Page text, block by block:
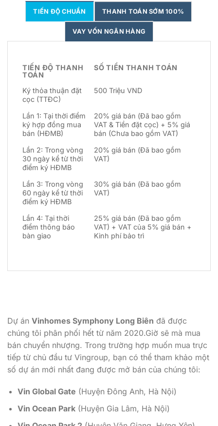
TIẾN ĐỘ CHUẨN THANH TOÁN SỚM 100%
VAY VỐN NGÂN HÀNG
TIẾN ĐỘ THANH
TOÁN
SỐ TIỀN THANH TOÁN
Ký thỏa thuận đặt
cọc (TTĐC)
500 Triệu VND
Lần 1: Tại thời điểm
ký hợp đồng mua
bán (HĐMB)
20% giá bán (Đã bao gồm
VAT & Tiền đặt cọc) + 5% giá
bán (Chưa bao gồm VAT)
Lần 2: Trong vòng
30 ngày kể từ thời
điểm ký HĐMB
20% giá bán (Đã bao gồm
VAT)
Lần 3: Trong vòng
60 ngày kể từ thời
điểm ký HĐMB
30% giá bán (Đã bao gồm
VAT)
Lần 4: Tại thời
điểm thông báo
bàn giao
25% giá bán (Đã bao gồm
VAT) + VAT của 5% giá bán +
Kinh phí bảo trì
Dự án Vinhomes Symphony Long Biên đã được
chúng tôi phân phối hết từ năm 2020.Giờ sẽ mà mua
bán chuyển nhượng. Trong trường hợp muốn mua trực
tiếp từ chủ đầu tư Vingroup, bạn có thể tham khảo một
số dự án mới nhất đang được mở bán của chúng tôi:
Vin Global Gate (Huyện Đông Anh, Hà Nội)
Vin Ocean Park(Huyện Gia Lâm, Hà Nội)